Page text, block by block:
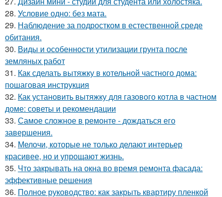
28. Условие одно: без мата.
29. Наблюдение за подростком в естественной среде
обитания.
30. Виды и особенности утилизации грунта после
земляных работ
31. Как сделать вытяжку в котельной частного дома:
пошаговая инструкция
32. Как установить вытяжку для газового котла в частном
доме: советы и рекомендации
33. Самое сложное в ремонте - дождаться его
завершения.
34. Мелочи, которые не только делают интерьер
красивее, но и упрощают жизнь.
35. Что закрывать на окна во время ремонта фасада:
эффективные решения
36. Полное руководство: как закрыть квартиру пленкой